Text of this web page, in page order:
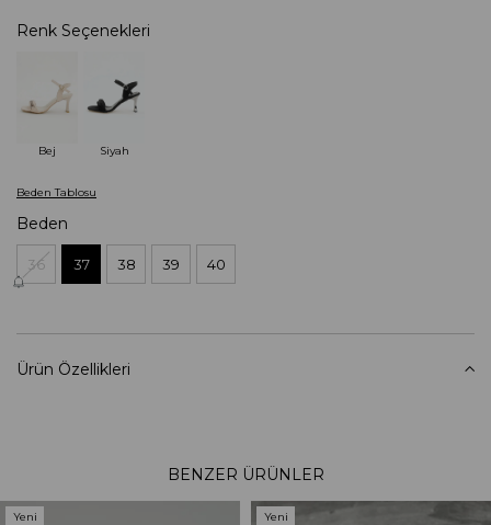
Renk Seçenekleri
Bej Siyah
Beden Tablosu
Beden
36 37 38 39 40
Ürün Özellikleri
BENZER ÜRÜNLER
Yeni
Yeni